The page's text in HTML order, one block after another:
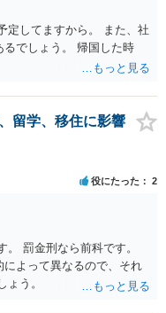
定してますから。 また、社
でしょう。 帰国した時
留学、移住に影響
役にたった 2
罰金刑なら前科です。
よって異なるので、それ
う。